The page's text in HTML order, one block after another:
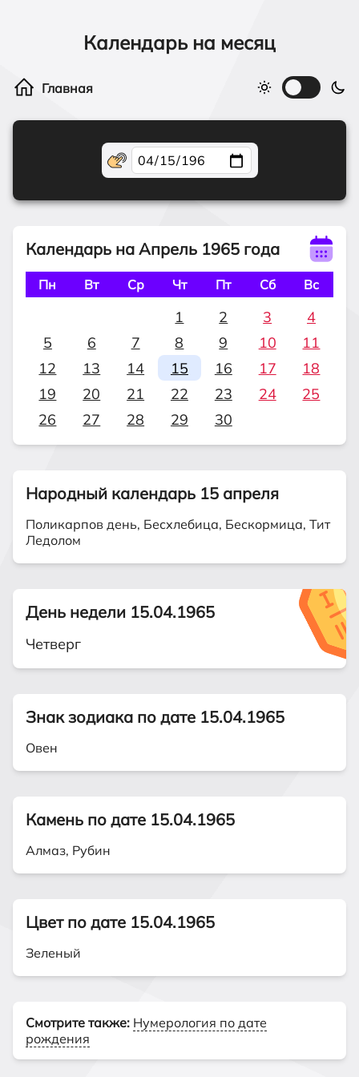
Календарь на месяц
Календарь на Апрель 1965 года
Пн Вт Ср Чт Пт Сб Вс
1 2 3
4
5
6 7 8 9 10
11
12
13 14 15 16 17
18
19
20 21 22 23 24
25
26
27 28 29 30
Народный календарь 15 апреля
Поликарпов день, Бесхлебица, Бескормица, Тит
Ледолом
День недели 15.04.1965
Четверг
Знак зодиака по дате 15.04.1965
Овен
Камень по дате 15.04.1965
Алмаз, Рубин
Цвет по дате 15.04.1965
Зеленый
Смотрите также: Нумерология по дате
рождения